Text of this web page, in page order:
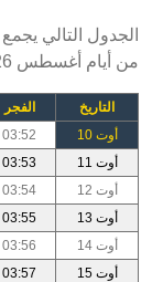
الجدول التالي يجمع
من أيام أغسطس 2026.
التاريخ الفجر
أوت 10
03:52
أوت 11
03:53
أوت 12
03:54
أوت 13
03:55
أوت 14
03:56
أوت 15
03:57